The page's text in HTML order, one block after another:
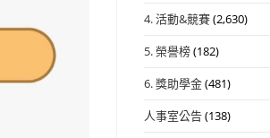
4. 活動&競賽(2,630)
5. 榮譽榜(182)
6. 獎助學金(481)
人事室公告(138)